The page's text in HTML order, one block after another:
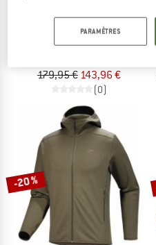
ARC'TERYX
Kragg Cotton Pant
179,95 € 143,96 €
(0)
-20 %
PARAMÈTRES